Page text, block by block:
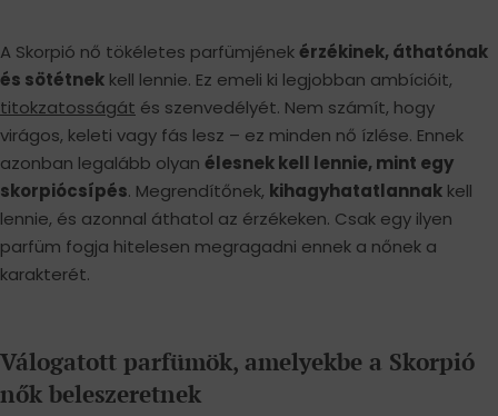
A Skorpió nő tökéletes parfümjénekérzékinek, áthatónak
és sötétnek kell lennie. Ez emeli ki legjobban ambícióit,
titokzatosságát és szenvedélyét. Nem számít, hogy
virágos, keleti vagy fás lesz – ez minden nő ízlése. Ennek
azonban legalább olyan élesnek kell lennie, mint egy
skorpiócsípés. Megrendítőnek, kihagyhatatlannak kell
lennie, és azonnal áthatol az érzékeken. Csak egy ilyen
parfüm fogja hitelesen megragadni ennek a nőnek a
karakterét.
Válogatott parfümök, amelyekbe a Skorpió
nők beleszeretnek